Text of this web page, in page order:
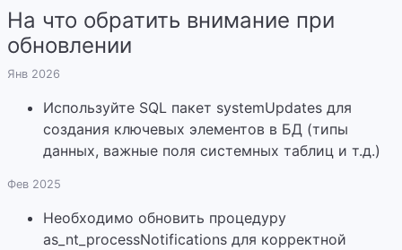
На что обратить внимание при
обновлении
Янв 2026
Используйте SQL пакет systemUpdates для
создания ключевых элементов в БД (типы
данных, важные поля системных таблиц и т.д.)
Фев 2025
Необходимо обновить процедуру
as_nt_processNotifications для корректной